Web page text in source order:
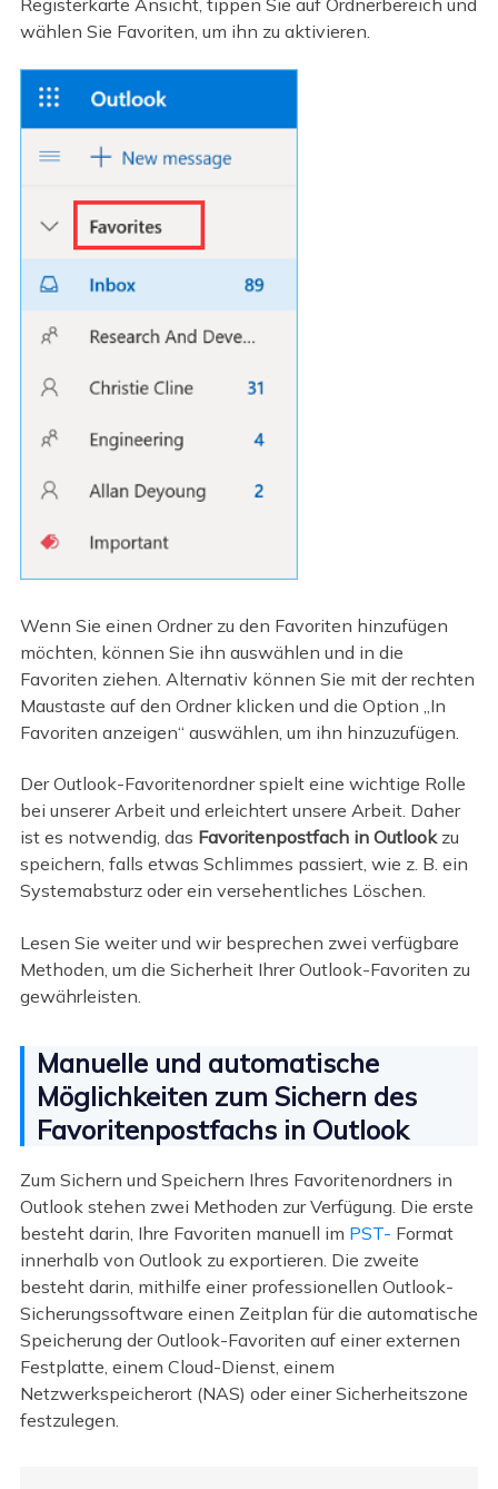
wählen Sie Favoriten, um ihn zu aktivieren.
Wenn Sie einen Ordner zu den Favoriten hinzufügen
möchten, können Sie ihn auswählen und in die
Favoriten ziehen. Alternativ können Sie mit der rechten
Maustaste auf den Ordner klicken und die Option „In
Favoriten anzeigen“ auswählen, um ihn hinzuzufügen.
Der Outlook-Favoritenordner spielt eine wichtige Rolle
bei unserer Arbeit und erleichtert unsere Arbeit. Daher
ist es notwendig, das Favoritenpostfach in Outlookzu
speichern, falls etwas Schlimmes passiert, wie z. B. ein
Systemabsturz oder ein versehentliches Löschen.
Lesen Sie weiter und wir besprechen zwei verfügbare
Methoden, um die Sicherheit Ihrer Outlook-Favoriten zu
gewährleisten.
Manuelle und automatische
Möglichkeiten zum Sichern des
Favoritenpostfachs in Outlook
Zum Sichern und Speichern Ihres Favoritenordners in
Outlook stehen zwei Methoden zur Verfügung. Die erste
besteht darin, Ihre Favoriten manuell im PST- Format
innerhalb von Outlook zu exportieren. Die zweite
besteht darin, mithilfe einer professionellen Outlook-
Sicherungssoftware einen Zeitplan für die automatische
Speicherung der Outlook-Favoriten auf einer externen
Festplatte, einem Cloud-Dienst, einem
Netzwerkspeicherort (NAS) oder einer Sicherheitszone
festzulegen.